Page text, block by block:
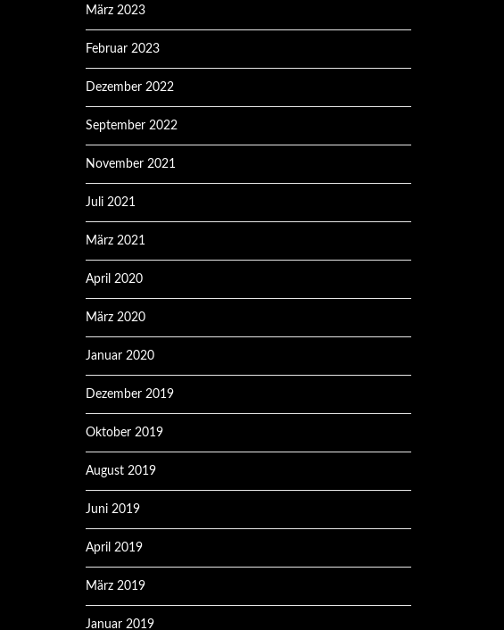
März 2023
Februar 2023
Dezember 2022
September 2022
November 2021
Juli 2021
März 2021
April 2020
März 2020
Januar 2020
Dezember 2019
Oktober 2019
August 2019
Juni 2019
April 2019
März 2019
Januar 2019